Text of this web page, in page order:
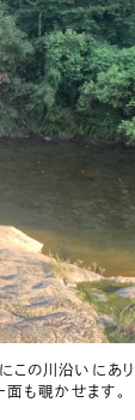
の川沿いにあ
も覗かせます。